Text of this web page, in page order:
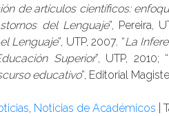
de artículos científicos:
del Lenguaje”, Pereira,
Lenguaje”, UTP, 2007. “La
Superior”, UTP, 2010; “
educativo”, Editorial
, Noticias de Académicos